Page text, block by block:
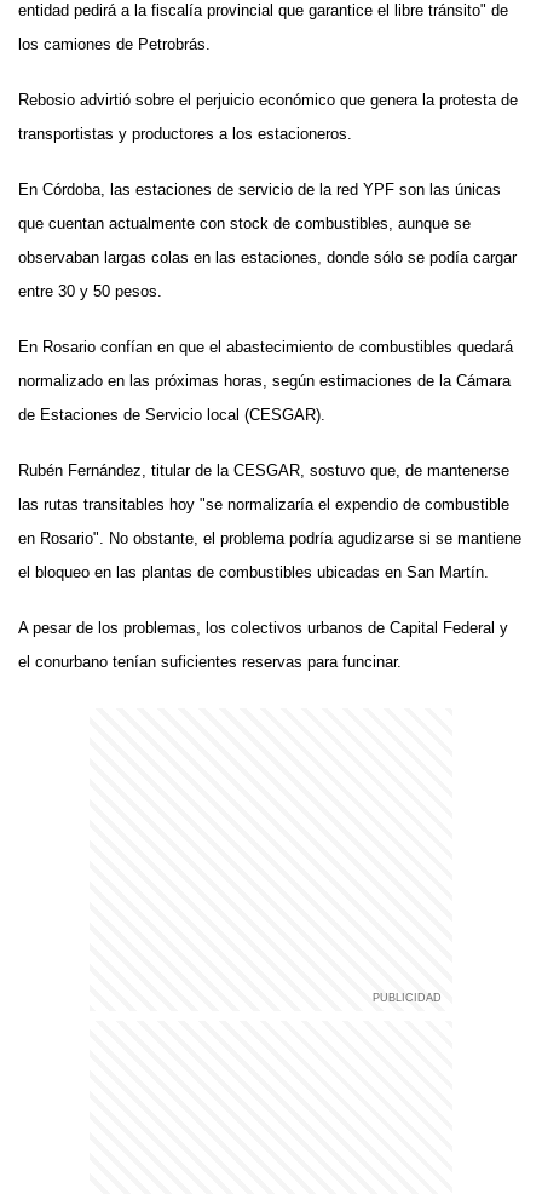
entidad pedirá a la fiscalía provincial que garantice el libre tránsito" de
los camiones de Petrobrás.
Rebosio advirtió sobre el perjuicio económico que genera la protesta de
transportistas y productores a los estacioneros.
En Córdoba, las estaciones de servicio de la red YPF son las únicas
que cuentan actualmente con stock de combustibles, aunque se
observaban largas colas en las estaciones, donde sólo se podía cargar
entre 30 y 50 pesos.
En Rosario confían en que el abastecimiento de combustibles quedará
normalizado en las próximas horas, según estimaciones de la Cámara
de Estaciones de Servicio local (CESGAR).
Rubén Fernández, titular de la CESGAR, sostuvo que, de mantenerse
las rutas transitables hoy "se normalizaría el expendio de combustible
en Rosario". No obstante, el problema podría agudizarse si se mantiene
el bloqueo en las plantas de combustibles ubicadas en San Martín.
A pesar de los problemas, los colectivos urbanos de Capital Federal y
el conurbano tenían suficientes reservas para funcinar.